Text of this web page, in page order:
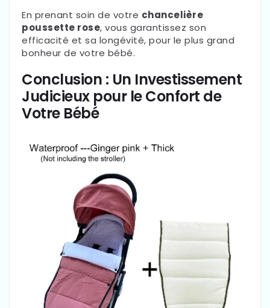
En prenant soin de votre chancelière
poussette rose, vous garantissez son
efficacité et sa longévité, pour le plus grand
bonheur de votre bébé.
Conclusion : Un Investissement
Judicieux pour le Confort de
Votre Bébé